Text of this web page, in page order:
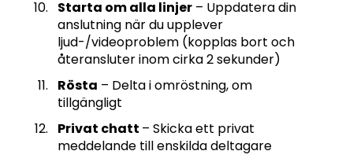
Starta om alla linjer – Uppdatera din
anslutning när du upplever
ljud-/videoproblem (kopplas bort och
återansluter inom cirka 2 sekunder)
Rösta – Delta i omröstning, om
tillgängligt
Privat chatt – Skicka ett privat
meddelande till enskilda deltagare